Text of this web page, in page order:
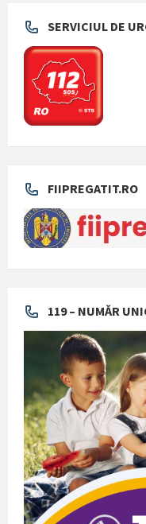
SERVICIUL DE
FIIPREGATIT.RO
119 – NUMĂR